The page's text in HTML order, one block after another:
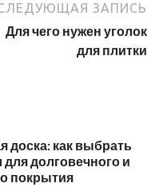
ЗАПИСЬ
Для чего нужен уголок
для плитки
доска: как выбрать
для долговечного и
покрытия